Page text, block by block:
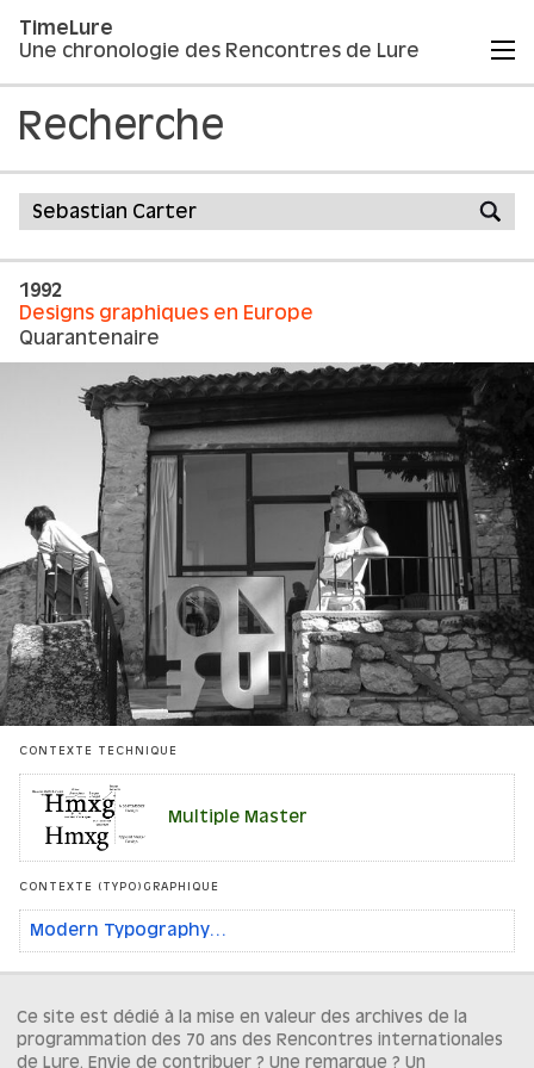
TimeLure
Une chronologie des Rencontres de Lure
Recherche
1992
Designs graphiques en Europe
Quarantenaire
CONTEXTE TECHNIQUE
Multiple Master
CONTEXTE (TYPO)GRAPHIQUE
Modern Typography…
Ce site est dédié à la mise en valeur des archives de la
programmation des 70 ans des Rencontres internationales
de Lure. Envie de contribuer ? Une remarque ? Un